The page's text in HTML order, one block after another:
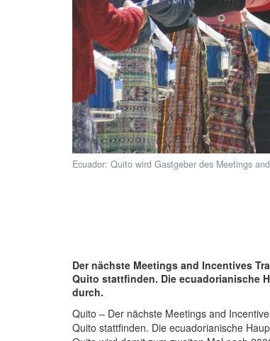
Ecuador: Quito wird Gastgeber des Meetings
Der nächste Meetings and Incentives
Quito stattfinden. Die ecuadorianische
durch.
Quito – Der nächste Meetings and
Quito stattfinden. Die ecuadorianische